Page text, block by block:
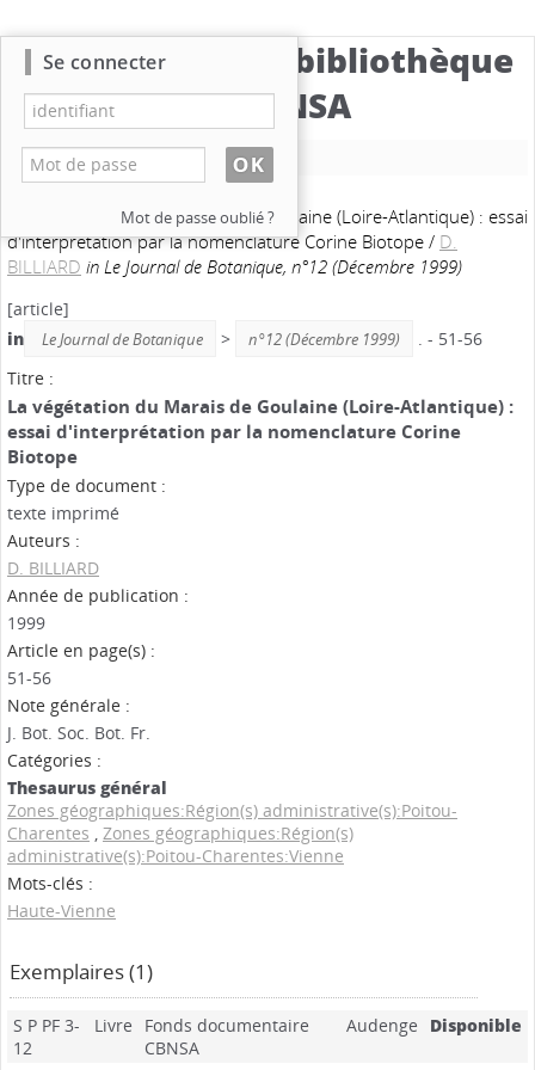
Catalogue de la bibliothèque
du CBNSA
Nouvelle recherche
12. La végétation du Marais de Goulaine (Loire-Atlantique) : essai
d'interprétation par la nomenclature Corine Biotope/ D.
BILLIARD in Le Journal de Botanique, n°12 (Décembre 1999)
[article]
in
Le Journal de Botanique > n°12 (Décembre 1999)
. - 51-56
Titre :
La végétation du Marais de Goulaine (Loire-Atlantique) :
essai d'interprétation par la nomenclature Corine
Biotope
Type de document :
texte imprimé
Auteurs :
D. BILLIARD
Année de publication :
1999
Article en page(s) :
51-56
Note générale :
J. Bot. Soc. Bot. Fr.
Catégories :
Thesaurus général
Zones géographiques:Région(s) administrative(s):Poitou-
Charentes , Zones géographiques:Région(s)
administrative(s):Poitou-Charentes:Vienne
Mots-clés :
Haute-Vienne
Exemplaires (1)
S P PF 3-
12
Livre
Fonds documentaire
CBNSA
Audenge Disponible
Se connecter
Mot de passe oublié ?